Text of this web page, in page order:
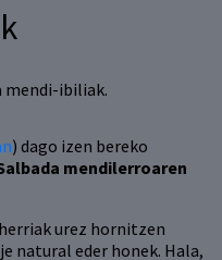
) dago izen bereko
mendilerroaren
urez hornitzen
natural eder honek. Hala,
mendi-ibiliak.